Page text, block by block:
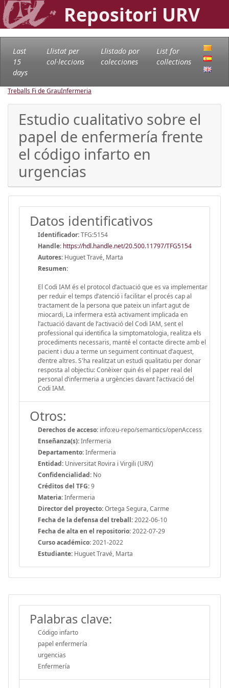
Repositori URV
Last
15
days
Llistat per
col·leccions
Llistado por
colecciones
List for
collections
Treballs Fi de GrauInfermeria
Estudio cualitativo sobre el
papel de enfermería frente
el código infarto en
urgencias
Datos identificativos
Identificador:TFG:5154
Handle: https://hdl.handle.net/20.500.11797/TFG5154
Autores: Huguet Travé, Marta
Resumen:
El Codi IAM és el protocol d’actuació que es va implementar
per reduir el temps d’atenció i facilitar el procés cap al
tractament de la persona que pateix un infart agut de
miocardi, La infermera està activament implicada en
l’actuació davant de l’activació del Codi IAM, sent el
professional qui identifica la simptomatologia, realitza els
procediments necessaris, manté el contacte directe amb el
pacient i duu a terme un seguiment continuat d’aquest,
d’entre altres. S'ha realitzat un estudi qualitatiu per donar
resposta al objectiu: Conèixer quin és el paper real del
personal d’infermeria a urgències davant l’activació del
Codi IAM.
Otros:
Derechos de acceso: info:eu-repo/semantics/openAccess
Enseñanza(s):Infermeria
Departamento:Infermeria
Entidad: Universitat Rovira i Virgili (URV)
Confidencialidad: No
Créditos del TFG:9
Materia:Infermeria
Director del proyecto:Ortega Segura, Carme
Fecha de la defensa del treball:2022-06-10
Fecha de alta en el repositorio:2022-07-29
Curso académico:2021-2022
Estudiante: Huguet Travé, Marta
Palabras clave:
Código infarto
papel enfermería
urgencias
Enfermería